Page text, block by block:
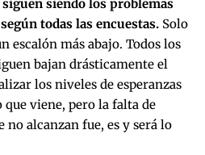
siendo los problemas
todas las encuestas. Solo
escalón más abajo. Todos los
bajan drásticamente el
los niveles de esperanzas
viene, pero la falta de
no alcanzan fue, es y será lo